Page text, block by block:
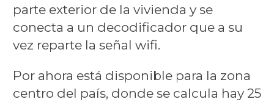
parte exterior de la vivienda y se
conecta a un decodificador que a su
vez reparte la señal wifi.
Por ahora está disponible para la zona
centro del país, donde se calcula hay 25